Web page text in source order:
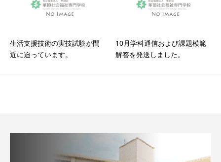
生活支援技術の実技試験が間
近に迫っています。
10月学科通信および課題模範
解答を発送しました。